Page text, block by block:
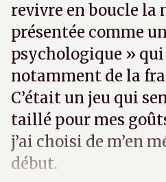
revivre en boucle la
présentée comme
psychologique » qui
notamment de la
C’était un jeu qui
taillé pour mes
j’ai choisi de m’en
début.